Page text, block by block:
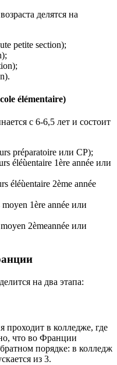
делятся на
petite section);
élémentaire)
с 6-6,5 лет и состоит
préparatoire или СР);
éléùentaire 1ère année или
éléùentaire 2ème année
1ère année или
2èmeannée или
на два этапа:
проходит в колледже, где
что во Франции
порядке: в колледж
из 3.